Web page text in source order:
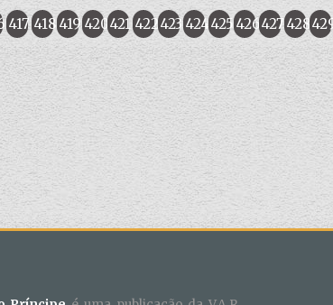
417 418 419 420421 422423 424425 426427 428